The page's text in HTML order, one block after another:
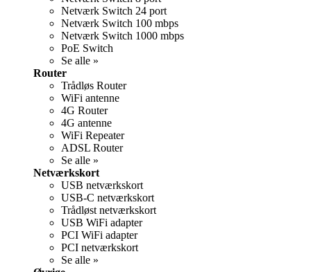
Netværk Switch 24 port
Netværk Switch 100 mbps
Netværk Switch 1000 mbps
PoE Switch
Se alle »
Router
Trådløs Router
WiFi antenne
4G Router
4G antenne
WiFi Repeater
ADSL Router
Se alle »
Netværkskort
USB netværkskort
USB-C netværkskort
Trådløst netværkskort
USB WiFi adapter
PCI WiFi adapter
PCI netværkskort
Se alle »